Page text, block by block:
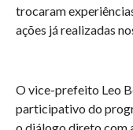
trocaram
ações já realizadas
O vice-prefeito Leo
participativo do
o diálogo direto com